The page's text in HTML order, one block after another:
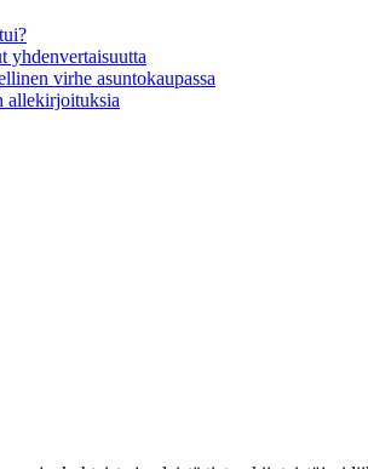
yhdenvertaisuutta
virhe asuntokaupassa
allekirjoituksia